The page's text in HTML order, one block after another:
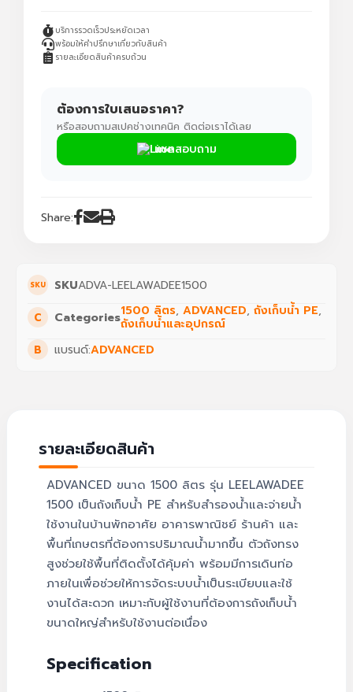
บริการรวดเร็วประหยัดเวลา
พร้อมให้คำปรึกษาเกี่ยวกับสินค้า
รายละเอียดสินค้าครบถ้วน
ต้องการใบเสนอราคา?
หรือสอบถามสเปคช่างเทคนิค ติดต่อเราได้เลย
แชทสอบถาม
Share:
SKUADVA-LEELAWADEE1500
Categories1500 ลิตร, ADVANCED, ถังเก็บน้ำ PE,
ถังเก็บน้ำและอุปกรณ์
แบรนด์:ADVANCED
รายละเอียดสินค้า
ADVANCED ขนาด 1500 ลิตร รุ่น LEELAWADEE
1500 เป็นถังเก็บน้ำ PE สำหรับสำรองน้ำและจ่ายน้ำ
ใช้งานในบ้านพักอาศัย อาคารพาณิชย์ ร้านค้า และ
พื้นที่เกษตรที่ต้องการปริมาณน้ำมากขึ้น ตัวถังทรง
สูงช่วยใช้พื้นที่ติดตั้งได้คุ้มค่า พร้อมมีการเดินท่อ
ภายในเพื่อช่วยให้การจัดระบบน้ำเป็นระเบียบและใช้
งานได้สะดวก เหมาะกับผู้ใช้งานที่ต้องการถังเก็บน้ำ
ขนาดใหญ่สำหรับใช้งานต่อเนื่อง
Specification